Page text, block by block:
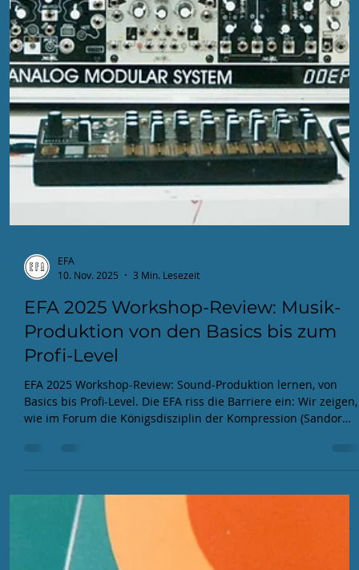
EFA
10. Nov. 2025
3 Min. Lesezeit
Produktion von den Basics bis zum
Profi-Level
EFA 2025 Workshop-Review: Sound-Produktion lernen, von
Basics bis Profi-Level. Die EFA riss die Barriere ein: Wir zeigen,
wie im Forum die Königsdisziplin der Kompression (Sandor